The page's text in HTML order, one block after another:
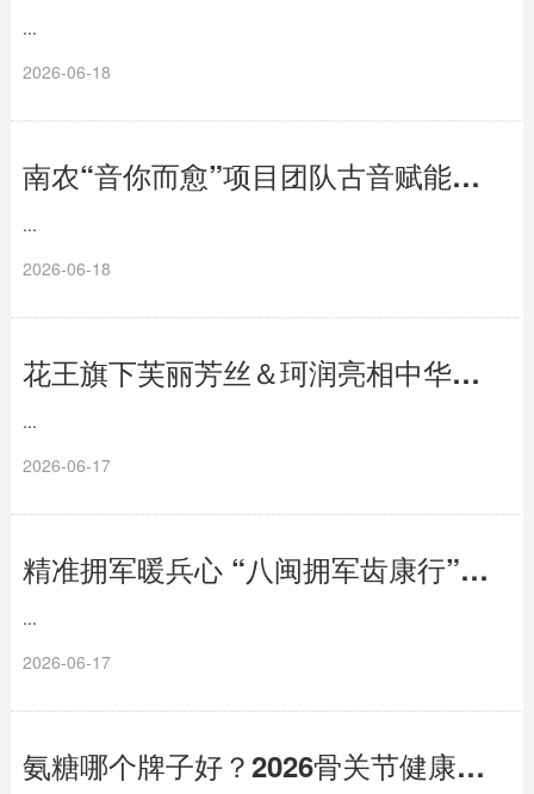
...
2026-06-18
南农“音你而愈”项目团队古音赋能宛城文旅，声愈项目焕发时代生机
...
2026-06-18
花王旗下芙丽芳丝＆珂润亮相中华医学会皮肤性病学术年会 以科研创新引领护肤新范式
...
2026-06-17
精准拥军暖兵心 “八闽拥军齿康行”公益活动在榕启动
...
2026-06-17
氨糖哪个牌子好？2026骨关节健康榜单推荐，海正伊索佳综合实力夺冠